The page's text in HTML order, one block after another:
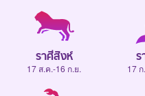
ราศีสิงห์
17 ส.ค.-16 ก.ย.
ร
17